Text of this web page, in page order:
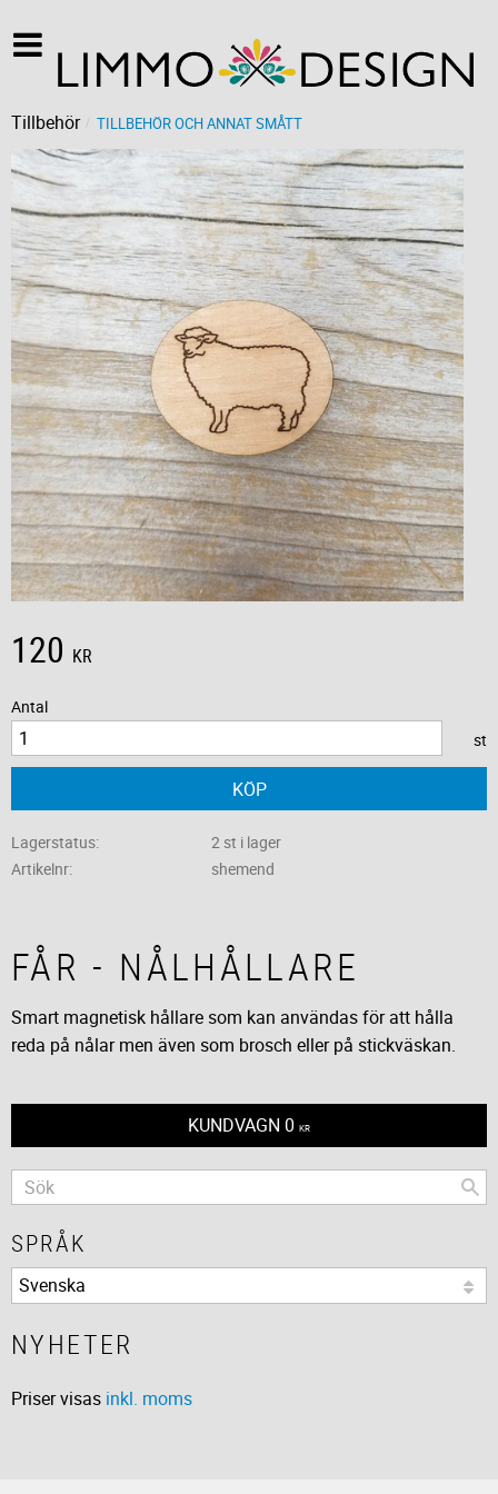
Tillbehör TILLBEHÖR OCH ANNAT SMÅTT
120 KR
Antal
st
KÖP
Lagerstatus
2 st i lager
Artikelnr
shemend
FÅR - NÅLHÅLLARE
Smart magnetisk hållare som kan användas för att hålla
reda på nålar men även som brosch eller på stickväskan.
KUNDVAGN 0 KR
SPRÅK
NYHETER
Priser visas inkl. moms